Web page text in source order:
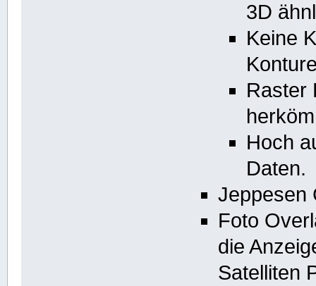
3D
Keine
Raster
Hoch
Daten.
Jeppesen
Foto
die
Satelliten